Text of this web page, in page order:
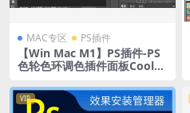
MAC专区 PS插件
【Win Mac M1】PS插件-PS
色轮色环调色插件面板Coolor
2 修复数位板卡顿
VIP